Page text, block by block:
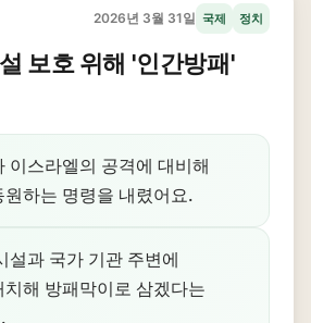
2026년 3월 31일 국제 정치
보호 위해 '인간방패'
이스라엘의 공격에 대비해
원하는 명령을 내렸어요.
설과 국가 기관 주변에
해 방패막이로 삼겠다는